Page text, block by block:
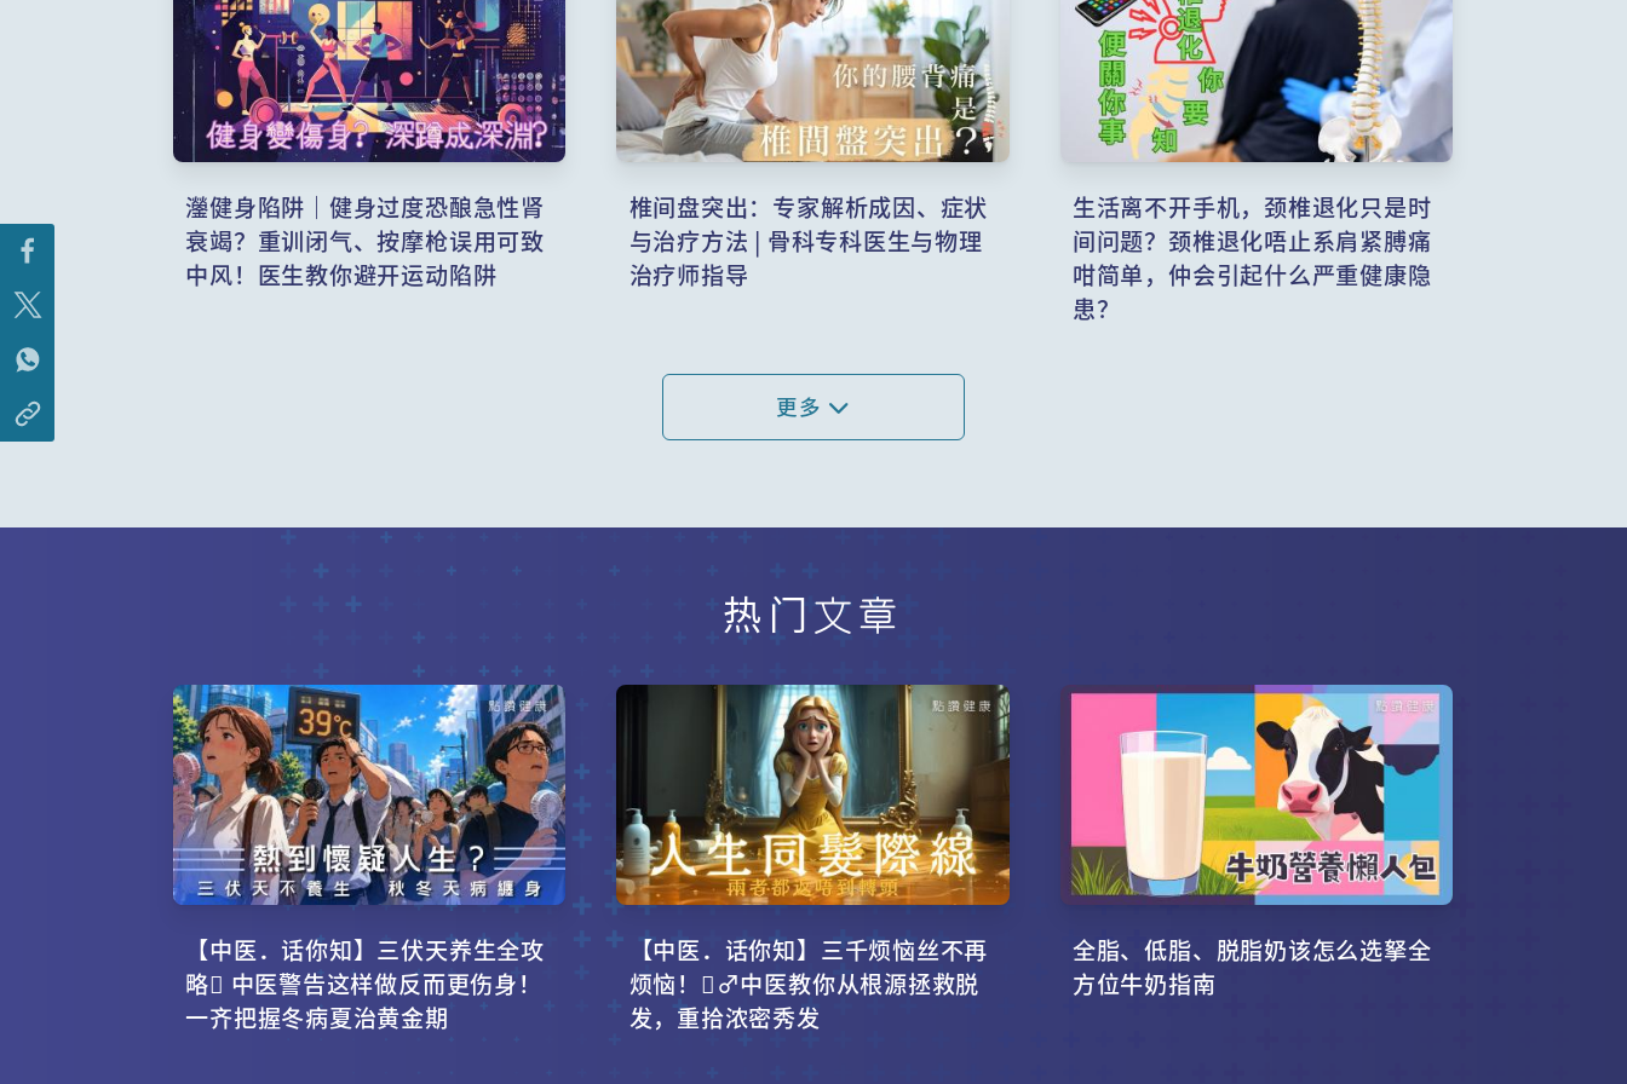
灐健身陷阱｜健身过度恐酿急性肾
衰竭？重训闭气、按摩枪误用可致
中风！医生教你避开运动陷阱
椎间盘突出：专家解析成因、症状
与治疗方法 | 骨科专科医生与物理
治疗师指导
生活离不开手机，颈椎退化只是时
间问题？颈椎退化唔止系肩紧膊痛
咁简单，仲会引起什么严重健康隐
患？
更多
热门文章
【中医．话你知】三伏天养生全攻
略 中医警告这样做反而更伤身！
一齐把握冬病夏治黄金期
【中医．话你知】三千烦恼丝不再
烦恼！‍♂️中医教你从根源拯救脱
发，重拾浓密秀发
全脂、低脂、脱脂奶该怎么选拏全
方位牛奶指南